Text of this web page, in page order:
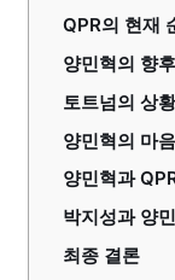
QPR의 현재
양민혁의 향
토트넘의 상황
양민혁의 마
양민혁과
박지성과 양
최종 결론